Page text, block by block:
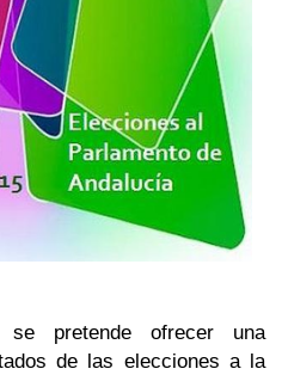
pretende ofrecer una
de las elecciones a la